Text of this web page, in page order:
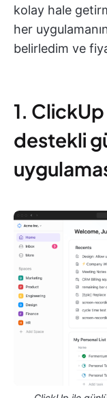
kolay hale
her
belirledim ve
1.
destekli